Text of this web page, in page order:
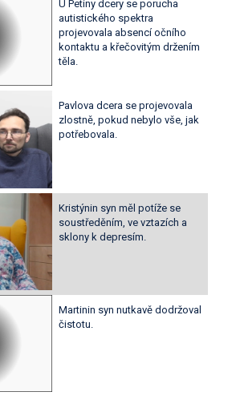
U Petiny dcery se porucha
autistického spektra
projevovala absencí očního
kontaktu a křečovitým držením
těla.
Pavlova dcera se projevovala
zlostně, pokud nebylo vše, jak
potřebovala.
Kristýnin syn měl potíže se
soustředěním, ve vztazích a
sklony k depresím.
Martinin syn nutkavě dodržoval
čistotu.